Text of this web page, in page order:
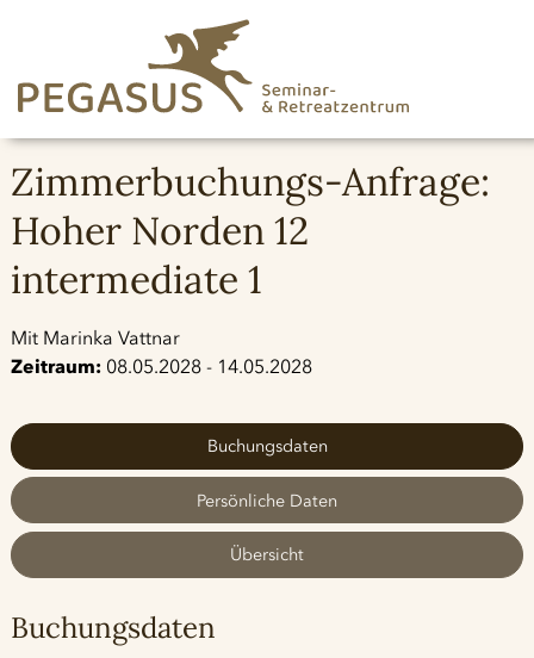
Zimmerbuchungs-Anfrage:
Hoher Norden 12
intermediate 1
Mit Marinka Vattnar
Zeitraum:08.05.2028 - 14.05.2028
Buchungsdaten
Persönliche Daten
Übersicht
Buchungsdaten